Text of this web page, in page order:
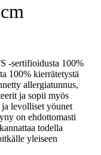
-sertifioidusta 100%
100% kierrätetystä
allergiatunnus,
ja sopii myös
levolliset yöunet
on ehdottomasti
todella
yleiseen